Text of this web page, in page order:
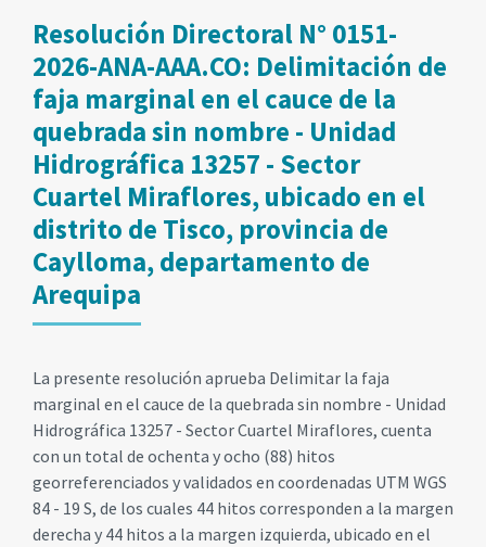
Resolución Directoral N° 0151-
2026-ANA-AAA.CO: Delimitación de
faja marginal en el cauce de la
quebrada sin nombre - Unidad
Hidrográfica 13257 - Sector
Cuartel Miraflores, ubicado en el
distrito de Tisco, provincia de
Caylloma, departamento de
Arequipa
La presente resolución aprueba Delimitar la faja
marginal en el cauce de la quebrada sin nombre - Unidad
Hidrográfica 13257 - Sector Cuartel Miraflores, cuenta
con un total de ochenta y ocho (88) hitos
georreferenciados y validados en coordenadas UTM WGS
84 - 19 S, de los cuales 44 hitos corresponden a la margen
derecha y 44 hitos a la margen izquierda, ubicado en el